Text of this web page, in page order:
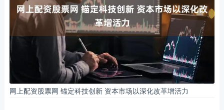
网上配资股票网 锚定科技创新 资本市场以深化改革增活力